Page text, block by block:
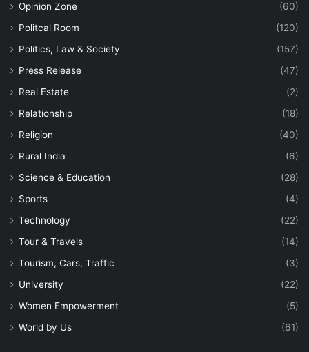
Opinion Zone
(60)
Politcal Room
(120)
Politics, Law & Society
(157)
Press Release
(47)
Real Estate
(2)
Relationship
(18)
Religion
(40)
Rural India
(6)
Science & Education
(28)
Sports
(4)
Technology
(22)
Tour & Travels
(14)
Tourism, Cars, Traffic
(3)
University
(22)
Women Empowerment
(5)
World by Us
(61)